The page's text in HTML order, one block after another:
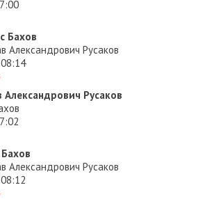
Бахов
Александрович Русаков
08:14
Александрович Русаков
Александрович Русаков
08:12